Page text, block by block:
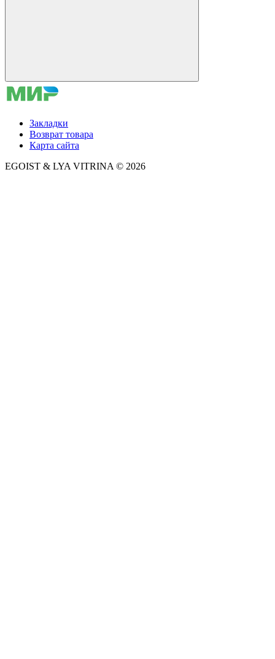
Закладки
Возврат товара
Карта сайта
EGOIST & LYA VITRINA © 2026